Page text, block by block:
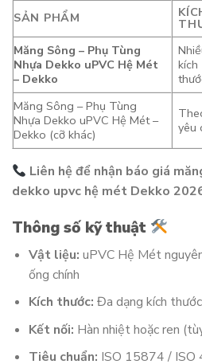
SẢN PHẨM
Măng Sông – Phụ Tùng
Nhựa Dekko uPVC Hệ Mét
– Dekko
kích
Măng Sông – Phụ Tùng
Nhựa Dekko uPVC Hệ Mét –
Dekko (cỡ khác)
yêu
Liên hệ để nhận báo giá
dekko upvc hệ mét Dekko
Thông số kỹ thuật
Vật liệu: uPVC Hệ Mét
ống chính
Kích thước: Đa dạng kích
Kết nối: Hàn nhiệt hoặc ren
Tiêu chuẩn: ISO 15874 /